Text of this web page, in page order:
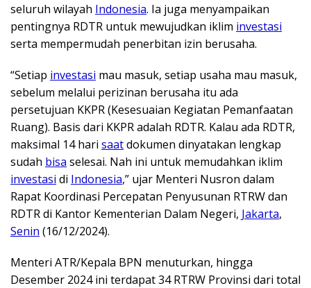
seluruh wilayah Indonesia. Ia juga menyampaikan
pentingnya RDTR untuk mewujudkan iklim investasi
serta mempermudah penerbitan izin berusaha.
“Setiap investasi mau masuk, setiap usaha mau masuk,
sebelum melalui perizinan berusaha itu ada
persetujuan KKPR (Kesesuaian Kegiatan Pemanfaatan
Ruang). Basis dari KKPR adalah RDTR. Kalau ada RDTR,
maksimal 14 hari saatdokumen dinyatakan lengkap
sudah bisa selesai. Nah ini untuk memudahkan iklim
investasi di Indonesia,” ujar Menteri Nusron dalam
Rapat Koordinasi Percepatan Penyusunan RTRW dan
RDTR di Kantor Kementerian Dalam Negeri, Jakarta,
Senin (16/12/2024).
Menteri ATR/Kepala BPN menuturkan, hingga
Desember 2024 ini terdapat 34 RTRW Provinsi dari total